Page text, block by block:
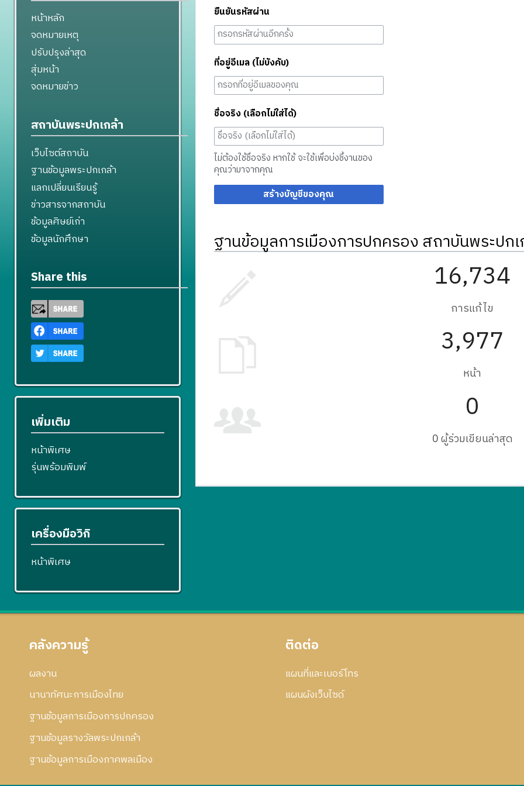
ยืนยันรหัสผ่าน
ที่อยู่อีเมล (ไม่บังคับ)
ชื่อจริง (เลือกไม่ใส่ได้)
ไม่ต้องใช้ชื่อจริง หากใช้ จะใช้เพื่อบ่งชี้งานของ
คุณว่ามาจากคุณ
สร้างบัญชีของคุณ
ฐานข้อมูลการเมืองการปกครอง สถาบันพระปก
16,734
การแก้ไข
3,977
หน้า
0
0 ผู้ร่วมเขียนล่าสุด
หน้าหลัก
จดหมายเหตุ
ปรับปรุงล่าสุด
สุ่มหน้า
จดหมายข่าว
สถาบันพระปกเกล้า
เว็บไซต์สถาบัน
ฐานข้อมูลพระปกเกล้า
แลกเปลี่ยนเรียนรู้
ข่าวสารจากสถาบัน
ข้อมูลศิษย์เก่า
ข้อมูลนักศึกษา
Share this
เพิ่มเติม
หน้าพิเศษ
รุ่นพร้อมพิมพ์
เครื่องมือวิกิ
หน้าพิเศษ
คลังความรู้
ผลงาน
นานาทัศนะการเมืองไทย
ฐานข้อมูลการเมืองการปกครอง
ฐานข้อมูลรางวัลพระปกเกล้า
ฐานข้อมูลการเมืองภาคพลเมือง
ติดต่อ
แผนที่และเบอร์โทร
แผนผังเว็บไซด์